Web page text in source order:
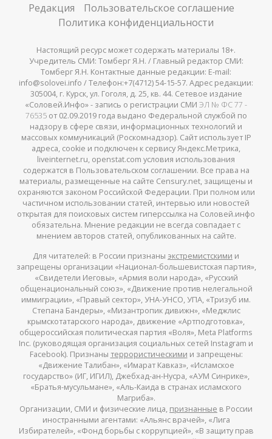
Редакция
Пользовательское соглашение
Политика конфиденциальности
Настоящий ресурс может содержать материалы 18+.
Учредитель СМИ: Томберг Я.Н. / Главный редактор СМИ:
Томберг Я.Н. Контактные данные редакции: E-mail:
info@solovei.info / Телефон:+7(4712) 54-15-57. Адрес редакции:
305004, г. Курск, ул. Гоголя, д. 25, кв. 44. Сетевое издание
«Соловей.Инфо» - запись о регистрации СМИ ЭЛ № ФС 77 -
76535от 02.09.2019 года выдано Федеральной службой по
надзору в сфере связи, информационных технологий и
массовых коммуникаций (Роскомнадзор). Сайт использует IP
адреса, cookie и подключен к сервису Яндекс.Метрика,
liveinternet.ru, openstat.com условия использования
содержатся в Пользовательском соглашении. Все права на
материалы, размещенные на сайте Censury.net, защищены и
охраняются законом Российской Федерации. При полном или
частичном использовании статей, интервью или новостей
открытая для поисковых систем гиперссылка на Соловей.инфо
обязательна. Мнение редакции не всегда совпадает с
мнением авторов статей, опубликованных на сайте.
Для читателей: в России признаны экстремистскими и
запрещены организации «Национал-большевистская партия»,
«Свидетели Иеговы», «Армия воли народа», «Русский
общенациональный союз», «Движение против нелегальной
иммиграции», «Правый сектор», УНА-УНСО, УПА, «Тризуб им.
Степана Бандеры», «Мизантропик дивижн», «Меджлис
крымскотатарского народа», движение «Артподготовка»,
общероссийская политическая партия «Воля», Meta Platforms
Inc. (руководящая организация социальных сетей Instagram и
Facebook). Признаны террористическими и запрещены:
«Движение Талибан», «Имарат Кавказ», «Исламское
государство» (ИГ, ИГИЛ), Джебхад-ан-Нусра, «АУМ Синрике»,
«Братья-мусульмане», «Аль-Каида в странах исламского
Магриба».
Организации, СМИ и физические лица, признанные в России
иностранными агентами: «Альянс врачей», «Лига
Избирателей», «Фонд борьбы с коррупцией», «В защиту прав